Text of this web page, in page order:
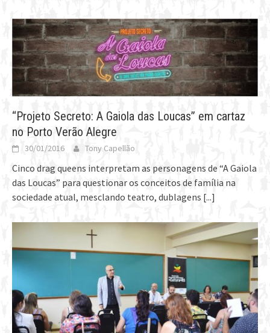
“Projeto Secreto: A Gaiola das Loucas” em cartaz
no Porto Verão Alegre
30/01/2016 Tony Capellão
Cinco drag queens interpretam as personagens de “A Gaiola
das Loucas” para questionar os conceitos de família na
sociedade atual, mesclando teatro, dublagens [...]